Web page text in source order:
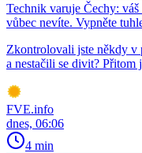
Technik varuje Čechy:
vůbec nevíte. Vypněte
Zkontrolovali jste někdy v
a nestačili se divit? Přitom
FVE.info
dnes, 06:06
4 min